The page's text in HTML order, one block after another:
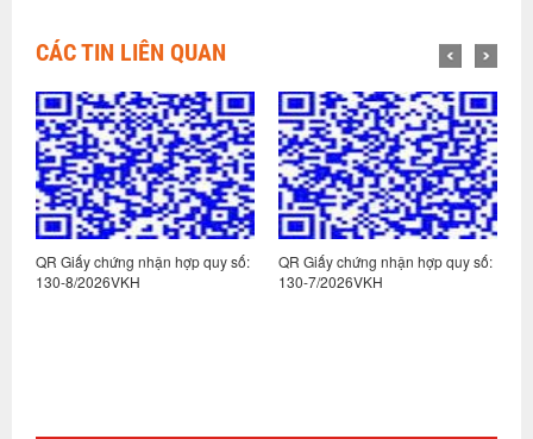
CÁC TIN LIÊN QUAN
QR Giấy chứng nhận hợp quy số:
130-8/2026VKH
QR Giấy chứng nhận hợp quy số:
130-7/2026VKH